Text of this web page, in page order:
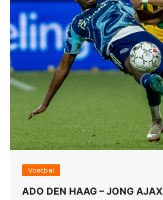
Voetbal
ADO DEN HAAG – JONG AJAX